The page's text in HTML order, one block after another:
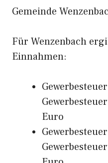
Gemeinde
Für Wenzenbach
Einnahmen:
Euro